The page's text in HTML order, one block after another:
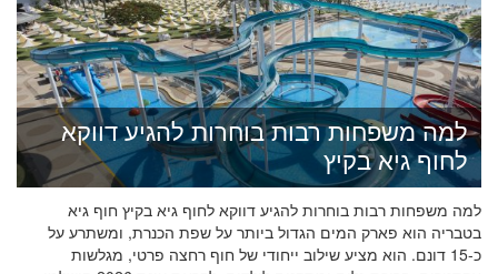
למה משפחות רבות בוחרות להגיע דווקא
לחוף גיא בקיץ
למה משפחות רבות בוחרות להגיע דווקא לחוף גיא בקיץ חוף גיא
בטבריה הוא פארק המים הגדול ביותר על שפת הכנרת, ומשתרע על
כ-15 דונם. הוא מציע שילוב ייחודי של חוף רחצה פרטי, מגלשות